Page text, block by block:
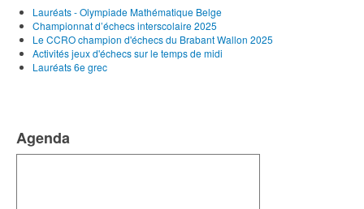
Lauréats - Olympiade Mathématique Belge
Championnat d’échecs interscolaire 2025
Le CCRO champion d'échecs du Brabant Wallon 2025
Activités jeux d'échecs sur le temps de midi
Lauréats 6e grec
Agenda